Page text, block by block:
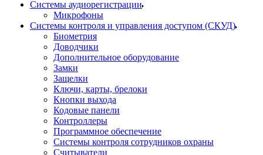
Системы аудиорегистрации
Микрофоны
Системы контроля и управления доступом (СКУД)
Биометрия
Доводчики
Дополнительное оборудование
Замки
Защелки
Ключи, карты, брелоки
Кнопки выхода
Кодовые панели
Контроллеры
Программное обеспечение
Системы контроля сотрудников охраны
Считыватели